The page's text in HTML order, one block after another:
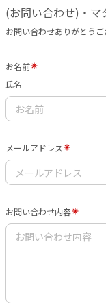
(お問い合わせ)・マ
お問い合わせありがとうご
お名前
氏名
メールアドレス
お問い合わせ内容